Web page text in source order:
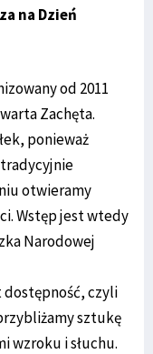
na Dzień
od 2011
Zachęta.
ponieważ
otwieramy
Wstęp jest wtedy
Narodowej
dostępność, czyli
sztukę
wzroku i słuchu.